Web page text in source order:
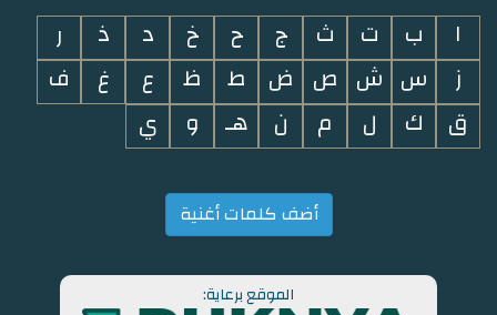
ا ب ت ث ج ح خ د ذ
ر
ز
س ش ص ض ط ظ ع غ
ف
ق
ك ل م ن هـ و ي
أضف كلمات أغنية
الموقع برعاية: